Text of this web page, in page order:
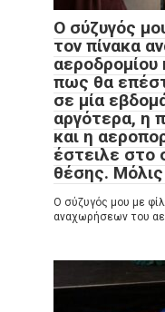
Ο σύζυγός
τον πίνακα
αεροδρομίου
πως θα
σε μία
αργότερα, η
και η
έστειλε στο
θέσης.
Ο σύζυγός μου με
αναχωρήσεων του